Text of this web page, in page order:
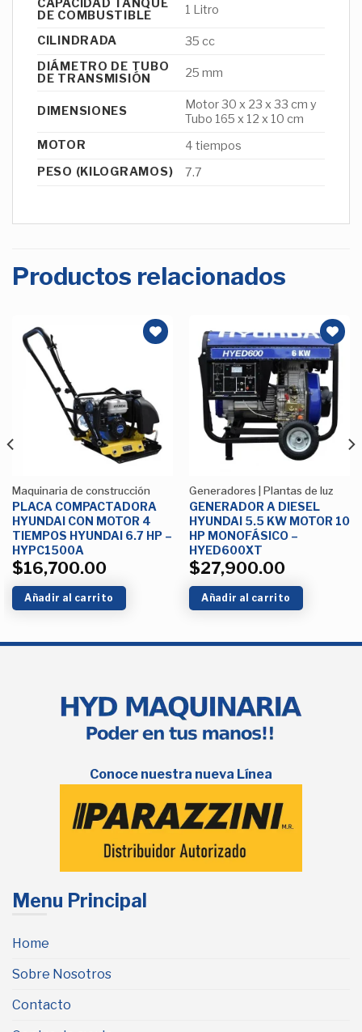
CAPACIDAD TANQUE
DE COMBUSTIBLE
1 Litro
CILINDRADA
35 cc
DIÁMETRO DE TUBO
DE TRANSMISIÓN
25 mm
DIMENSIONES
Motor 30 x 23 x 33 cm y
Tubo 165 x 12 x 10 cm
MOTOR
4 tiempos
PESO (KILOGRAMOS)
7.7
Productos relacionados
Lista de
deseos
Maquinaria de construcción
PLACA COMPACTADORA
HYUNDAI CON MOTOR 4
TIEMPOS HYUNDAI 6.7 HP –
HYPC1500A
$16,700.00
Añadir al carrito
Añadir
a la
Lista de
deseos
Generadores | Plantas de luz
GENERADOR A DIESEL
HYUNDAI 5.5 KW MOTOR 10
HP MONOFÁSICO –
HYED600XT
$27,900.00
Añadir al carrito
Conoce nuestra nueva Línea
Menu Principal
Home
Sobre Nosotros
Contacto